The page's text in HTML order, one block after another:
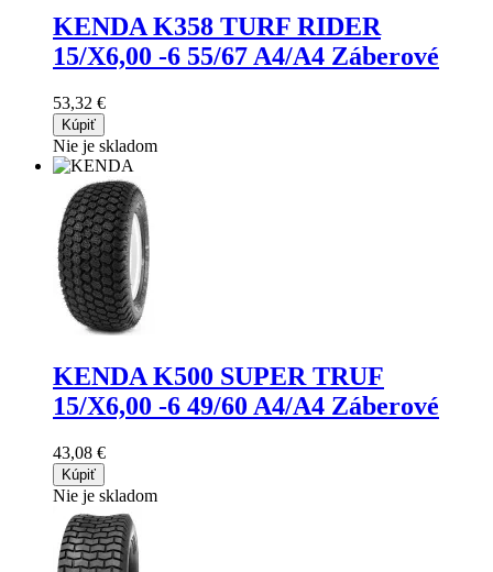
KENDA K358 TURF RIDER
15/X6,00 -6 55/67 A4/A4 Záberové
53,32 €
Kúpiť
Nie je skladom
KENDA K500 SUPER TRUF
15/X6,00 -6 49/60 A4/A4 Záberové
43,08 €
Kúpiť
Nie je skladom